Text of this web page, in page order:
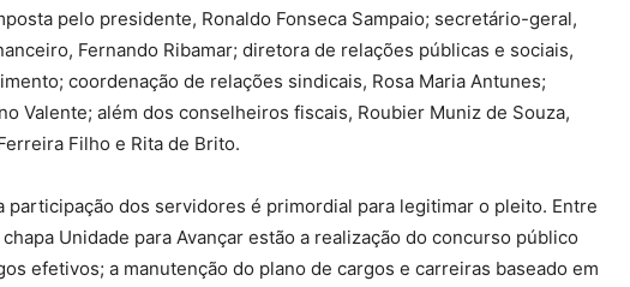
pelo presidente, Ronaldo Fonseca Sampaio; secretário-geral,
Fernando Ribamar; diretora de relações públicas e sociais,
coordenação de relações sindicais, Rosa Maria Antunes;
Valente; além dos conselheiros fiscais, Roubier Muniz de Souza,
Filho e Rita de Brito.
participação dos servidores é primordial para legitimar o pleito. Entre
Unidade para Avançar estão a realização do concurso público
efetivos; a manutenção do plano de cargos e carreiras baseado em